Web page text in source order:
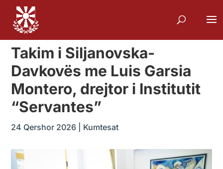
Takim i Siljanovska-
Davkovës me Luis Garsia
Montero, drejtor i Institutit
“Servantes”
24 Qershor 2026 Kumtesat